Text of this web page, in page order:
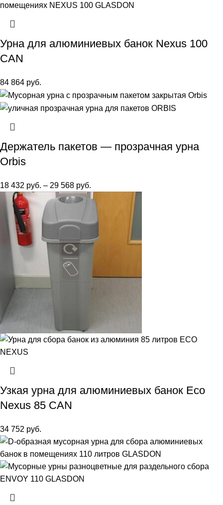
Урна для алюминиевых банок Nexus 100
CAN
84 864 руб.
Держатель пакетов — прозрачная урна
Orbis
18 432 руб. – 29 568 руб.
Узкая урна для алюминиевых банок Eco
Nexus 85 CAN
34 752 руб.